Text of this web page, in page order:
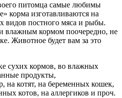
питомца самые любимы
корма изготавливаются на
видов постного мяса и рыбы.
влажным кормом поочередно, не
Животное будет вам за это
сухих кормов, во влажных
продукты,
на котят, на беременных кошек,
котов, на аллергиков и проч.